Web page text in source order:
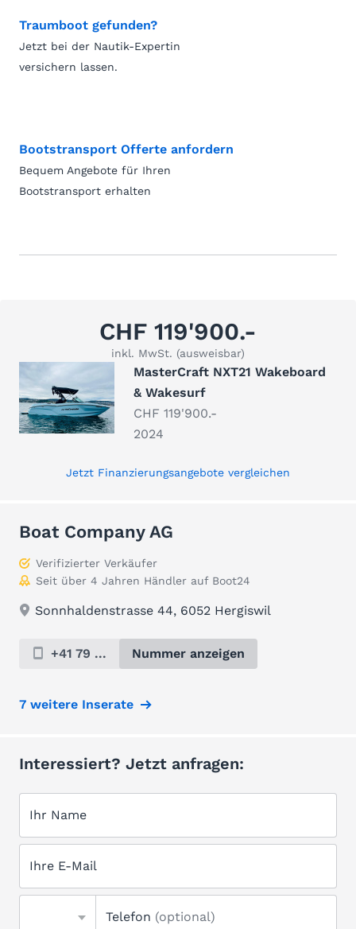
Traumboot gefunden?
Jetzt bei der Nautik-Expertin
versichern lassen.
Bootstransport Offerte anfordern
Bequem Angebote für Ihren
Bootstransport erhalten
CHF 119'900.-
inkl. MwSt. (ausweisbar)
MasterCraft NXT21 Wakeboard
& Wakesurf
CHF 119'900.-
2024
Jetzt Finanzierungsangebote vergleichen
Boat Company AG
Verifizierter Verkäufer
Seit über 4 Jahren Händler auf Boot24
Sonnhaldenstrasse 44, 6052 Hergiswil
+41 79 ... Nummer anzeigen
7 weitere Inserate
Interessiert? Jetzt anfragen:
Ihr Name
Ihre E-Mail
Telefon (optional)